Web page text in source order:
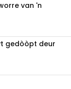
van 'n
gedòòpt deur